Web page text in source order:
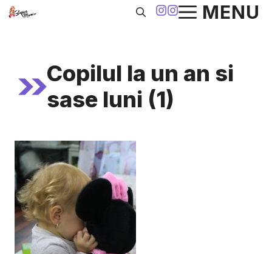
Sari
MENU
Copilul la un an si
sase luni (1)